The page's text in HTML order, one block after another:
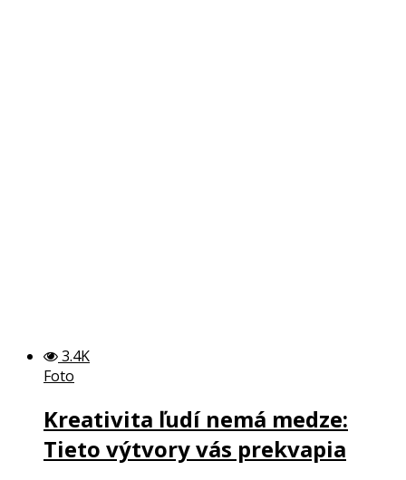
3.4K
Foto
Kreativita ľudí nemá medze:
Tieto výtvory vás prekvapia